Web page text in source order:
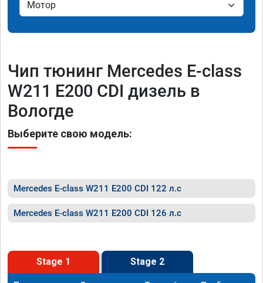
Чип тюнинг Mercedes E-class
W211 E200 CDI дизель в
Вологде
Выберите свою модель:
Mercedes E-class W211 E200 CDI 122 л.с
Mercedes E-class W211 E200 CDI 126 л.с
Stage 1 Stage 2